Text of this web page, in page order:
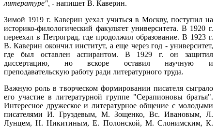
литературе", - напишет В. Каверин.
Зимой 1919 г. Каверин уехал учиться в Москву, поступил на
историко-филологический факультет университета. В 1920 г.
переехал в Петроград, где продолжил образование. В 1923 г.
В. Каверин окончил институт, а еще через год - университет,
где был оставлен аспирантом. В 1929 г. он защитил
диссертацию, но вскоре оставил научную и
преподавательскую работу ради литературного труда.
Важную роль в творческом формировании писателя сыграло
его участие в литературной группе "Серапионовы братья".
Интересное дружеское и литературное общение с молодыми
писателями И. Груздевым, М. Зощенко, Вс. Ивановым, Л.
Лунцем, Н. Никитиным, Е. Полонской, М. Слонимским, К.